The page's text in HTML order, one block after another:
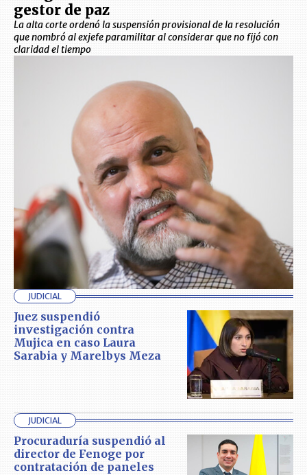
gestor de paz
La alta corte ordenó la suspensión provisional de la resolución
que nombró al exjefe paramilitar al considerar que no fijó con
claridad el tiempo
JUDICIAL
Juez suspendió
investigación contra
Mujica en caso Laura
Sarabia y Marelbys Meza
JUDICIAL
Procuraduría suspendió al
director de Fenoge por
contratación de paneles